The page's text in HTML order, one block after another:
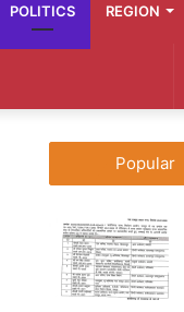
POLITICS REGION
Popular